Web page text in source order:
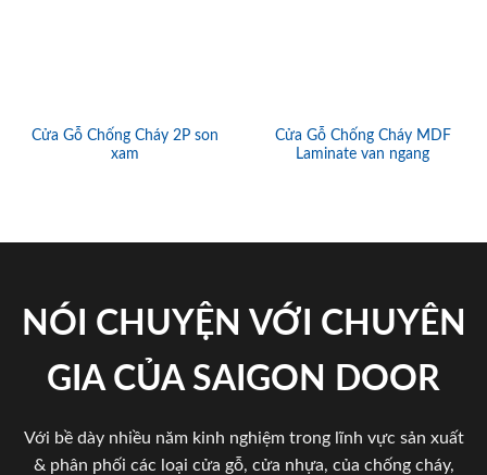
Cửa Gỗ Chống Cháy 2P son
xam
Cửa Gỗ Chống Cháy MDF
Laminate van ngang
NÓI CHUYỆN VỚI CHUYÊN
GIA CỦA SAIGON DOOR
Với bề dày nhiều năm kinh nghiệm trong lĩnh vực sản xuất
& phân phối các loại cửa gỗ, cửa nhựa, của chống cháy,